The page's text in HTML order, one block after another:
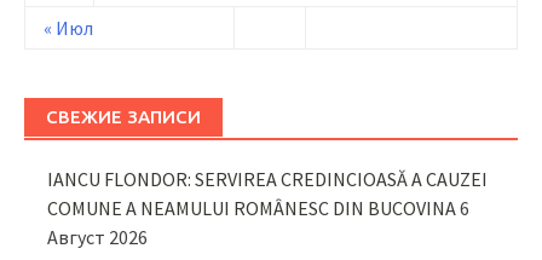
« Июл
СВЕЖИЕ ЗАПИСИ
IANCU FLONDOR: SERVIREA CREDINCIOASĂ A CAUZEI
COMUNE A NEAMULUI ROMÂNESC DIN BUCOVINA6
Август 2026